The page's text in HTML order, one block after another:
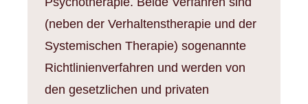
(neben der Verhaltenstherapie und der
Systemischen Therapie) sogenannte
Richtlinienverfahren und werden von
den gesetzlichen und privaten